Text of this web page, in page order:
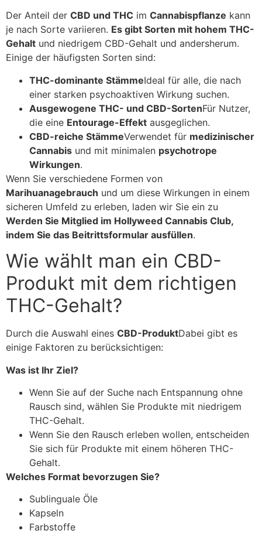
Der Anteil der CBD und THC im Cannabispflanze kann
je nach Sorte variieren. Es gibt Sorten mit hohem THC-
Gehalt und niedrigem CBD-Gehalt und andersherum.
Einige der häufigsten Sorten sind:
THC-dominante StämmeIdeal für alle, die nach
einer starken psychoaktiven Wirkung suchen.
Ausgewogene THC- und CBD-SortenFür Nutzer,
die eine Entourage-Effekt ausgeglichen.
CBD-reiche StämmeVerwendet für medizinischer
Cannabis und mit minimalen psychotrope
Wirkungen.
Wenn Sie verschiedene Formen von
Marihuanagebrauch und um diese Wirkungen in einem
sicheren Umfeld zu erleben, laden wir Sie ein zu
Werden Sie Mitglied im Hollyweed Cannabis Club,
indem Sie das Beitrittsformular ausfüllen.
Wie wählt man ein CBD-
Produkt mit dem richtigen
THC-Gehalt?
Durch die Auswahl eines CBD-ProduktDabei gibt es
einige Faktoren zu berücksichtigen:
Was ist Ihr Ziel?
Wenn Sie auf der Suche nach Entspannung ohne
Rausch sind, wählen Sie Produkte mit niedrigem
THC-Gehalt.
Wenn Sie den Rausch erleben wollen, entscheiden
Sie sich für Produkte mit einem höheren THC-
Gehalt.
Welches Format bevorzugen Sie?
Sublinguale Öle
Kapseln
Farbstoffe